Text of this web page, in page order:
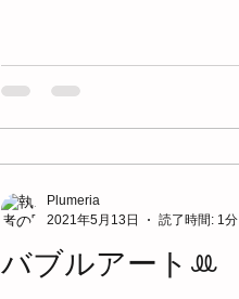
バブルアートꔛ‬
Plumeria
2021年5月13日
読了時間: 1分